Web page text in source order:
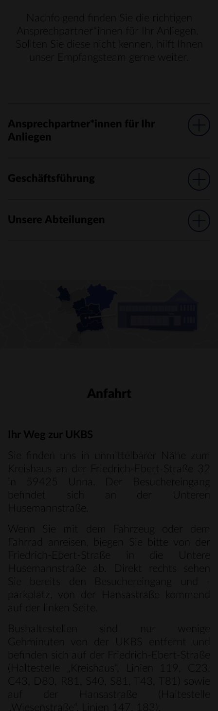
Nachfolgend finden Sie die richtigen
Ansprechpartner*innen für Ihr Anliegen.
Sollten Sie diese nicht kennen, hilft Ihnen
unser Empfangsteam gerne weiter.
Ansprechpartner*innen für Ihr
Anliegen
Geschäftsführung
Unsere Abteilungen
Anfahrt
Ihr Weg zur UKBS
Sie finden uns in unmittelbarer Nähe zum
Kreishaus an der Friedrich-Ebert-Straße 32
in 59425 Unna. Der Besuchereingang
befindet sich an der Unteren
Husemannstraße.
Wenn Sie mit dem Fahrzeug oder dem
Fahrrad anreisen, biegen Sie bitte von der
Friedrich-Ebert-Straße in die Untere
Husemannstraße ab. Direkt rechts sehen
Sie bereits den Besuchereingang und -
parkplatz, von der Hansastraße kommend
auf der linken Seite.
Bushaltestellen sind nur wenige
Gehminuten von der UKBS entfernt und
befinden sich auf der Friedrich-Ebert-Straße
(Haltestelle „Kreishaus“, Linien 119, C23,
C43, D80, R81, S40, S81, T43, T81) sowie
auf der Hansastraße (Haltestelle
„Wiesenstraße“, Linien 147, 183).